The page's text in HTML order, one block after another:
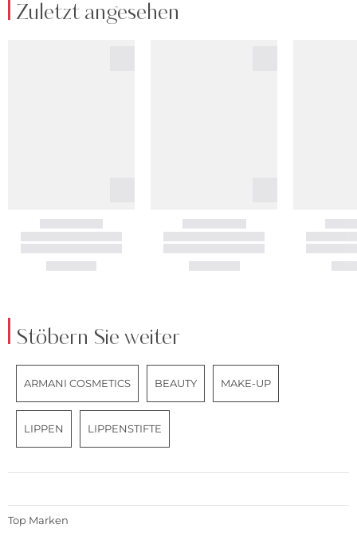
Zuletzt angesehen
Stöbern Sie weiter
ARMANI COSMETICS BEAUTY MAKE-UP
LIPPEN LIPPENSTIFTE
Top Marken